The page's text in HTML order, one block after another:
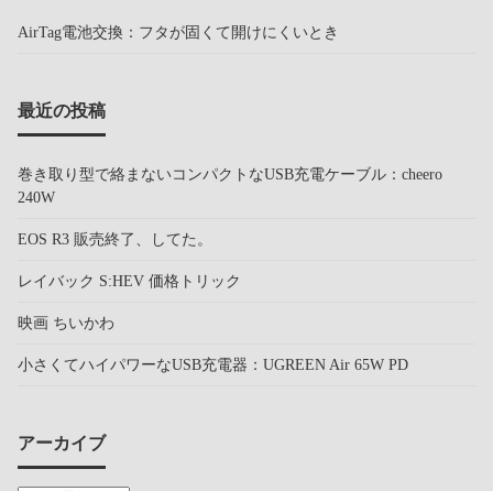
AirTag電池交換：フタが固くて開けにくいとき
最近の投稿
巻き取り型で絡まないコンパクトなUSB充電ケーブル：cheero
240W
EOS R3 販売終了、してた。
レイバック S:HEV 価格トリック
映画 ちいかわ
小さくてハイパワーなUSB充電器：UGREEN Air 65W PD
アーカイブ